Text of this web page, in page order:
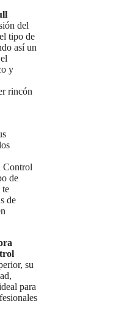
del
tipo de
así un
y
rincón
Control
de
te
de
su
para